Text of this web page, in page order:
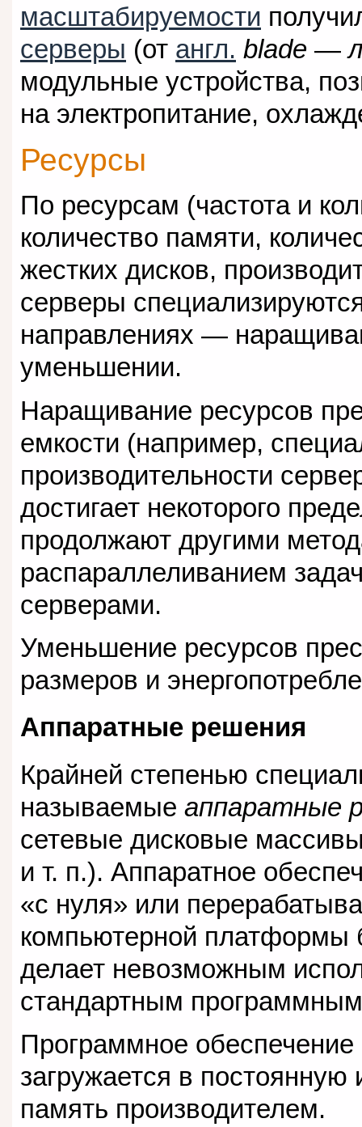
масштабируемости
серверы (от англ. blade —
модульные устройства,
на электропитание,
Ресурсы
По ресурсам (частота и
количество памяти,
жестких дисков,
серверы
направлениях —
уменьшении.
Наращивание ресурсов
емкости (например,
производительности
достигает некоторого
продолжают другими
распараллеливанием
серверами.
Уменьшение ресурсов
размеров и
Аппаратные решения
Крайней степенью
называемые аппаратные
сетевые дисковые
и т. п.). Аппаратное
«с нуля» или
компьютерной платформы
делает невозможным
стандартным
Программное
загружается в
память производителем.